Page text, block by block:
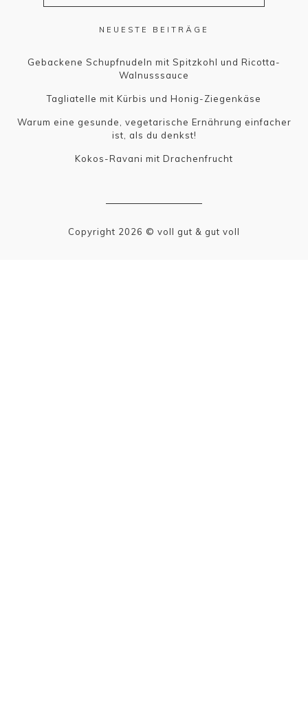
NEUESTE BEITRÄGE
Gebackene Schupfnudeln mit Spitzkohl und Ricotta-
Walnusssauce
Tagliatelle mit Kürbis und Honig-Ziegenkäse
Warum eine gesunde, vegetarische Ernährung einfacher
ist, als du denkst!
Kokos-Ravani mit Drachenfrucht
Copyright 2026 © voll gut & gut voll